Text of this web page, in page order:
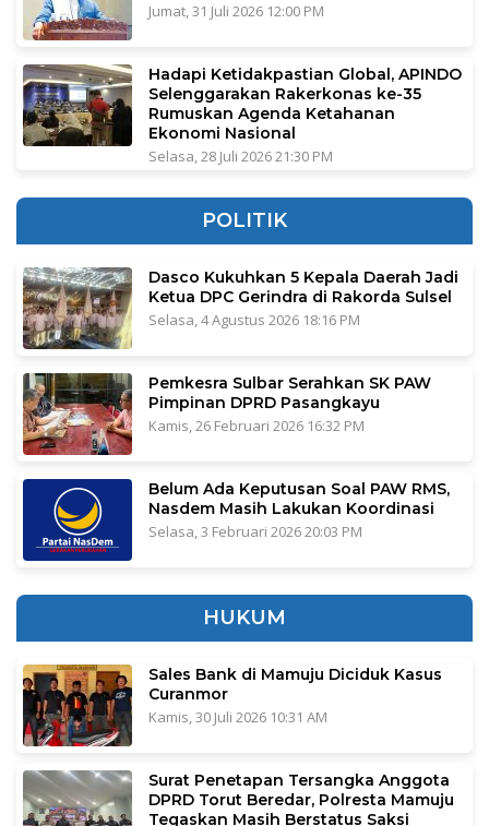
Jumat, 31 Juli 2026 12:00 PM
Hadapi Ketidakpastian Global, APINDO
Selenggarakan Rakerkonas ke-35
Rumuskan Agenda Ketahanan
Ekonomi Nasional
Selasa, 28 Juli 2026 21:30 PM
POLITIK
Dasco Kukuhkan 5 Kepala Daerah Jadi
Ketua DPC Gerindra di Rakorda Sulsel
Selasa, 4 Agustus 2026 18:16 PM
Pemkesra Sulbar Serahkan SK PAW
Pimpinan DPRD Pasangkayu
Kamis, 26 Februari 2026 16:32 PM
Belum Ada Keputusan Soal PAW RMS,
Nasdem Masih Lakukan Koordinasi
Selasa, 3 Februari 2026 20:03 PM
HUKUM
Sales Bank di Mamuju Diciduk Kasus
Curanmor
Kamis, 30 Juli 2026 10:31 AM
Surat Penetapan Tersangka Anggota
DPRD Torut Beredar, Polresta Mamuju
Tegaskan Masih Berstatus Saksi